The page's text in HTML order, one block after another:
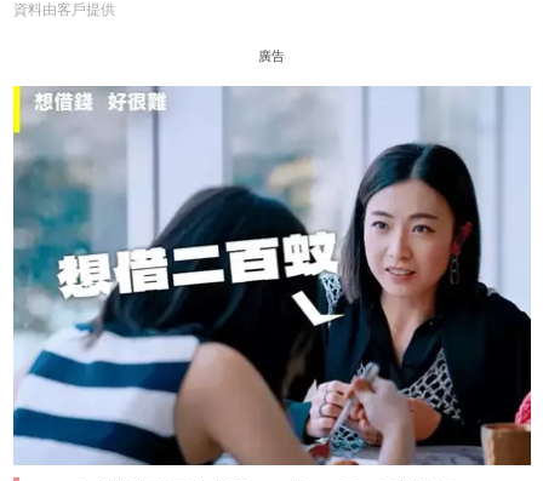
資料由客戶提供
廣告